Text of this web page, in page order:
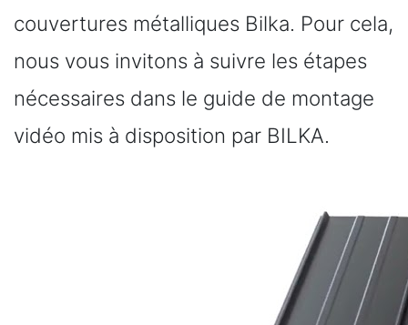
couvertures métalliques Bilka. Pour cela,
nous vous invitons à suivre les étapes
nécessaires dans le guide de montage
vidéo mis à disposition par BILKA.